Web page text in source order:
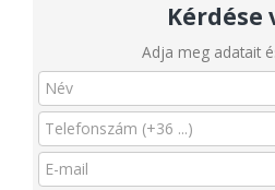
Kérdése
Adja meg adatait